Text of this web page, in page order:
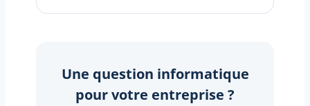
Une question informatique
pour votre entreprise ?